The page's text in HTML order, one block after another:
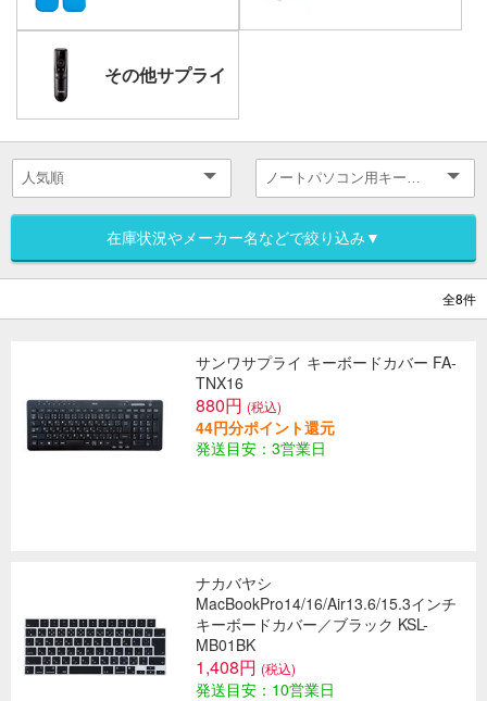
その他サプライ
在庫状況やメーカー名などで絞り込み▼
全8件
サンワサプライ キーボードカバー FA-
TNX16
880円 (税込)
44円分ポイント還元
発送目安：3営業日
ナカバヤシ
MacBookPro14/16/Air13.6/15.3インチ
キーボードカバー／ブラック KSL-
MB01BK
1,408円 (税込)
発送目安：10営業日